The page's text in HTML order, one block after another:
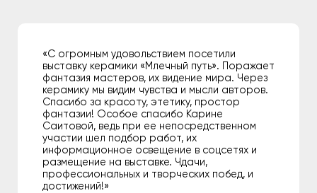
«С огромным удовольствием посетили
выставку керамики «Млечный путь». Поражает
фантазия мастеров, их видение мира. Через
керамику мы видим чувства и мысли авторов.
Спасибо за красоту, этетику, простор
фантазии! Особое спасибо Карине
Саитовой, ведь при ее непосредственном
участии шел подбор работ, их
информационное освещение в соцсетях и
размещение на выставке. Чдачи,
профессиональных и творческих побед, и
достижений!»